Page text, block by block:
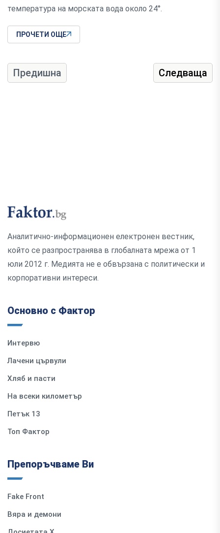
температура на морската вода около 24°.
ПРОЧЕТИ ОЩЕ
Предишна Следваща
Аналитично-информационен електронен вестник,
който се разпространява в глобалната мрежа от 1
юли 2012 г. Медията не е обвързана с политически и
корпоративни интереси.
Основно с Фактор
Интервю
Лачени цървули
Хляб и пасти
На всеки километър
Петък 13
Топ Фактор
Препоръчваме Ви
Fake Front
Вяра и демони